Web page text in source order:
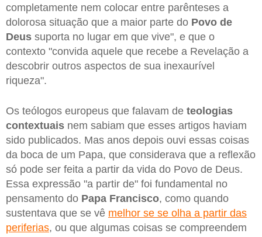
completamente nem colocar entre parênteses a
dolorosa situação que a maior parte do Povo de
Deus suporta no lugar em que vive", e que o
contexto "convida aquele que recebe a Revelação a
descobrir outros aspectos de sua inexaurível
riqueza".
Os teólogos europeus que falavam de teologias
contextuais nem sabiam que esses artigos haviam
sido publicados. Mas anos depois ouvi essas coisas
da boca de um Papa, que considerava que a reflexão
só pode ser feita a partir da vida do Povo de Deus.
Essa expressão "a partir de" foi fundamental no
pensamento do Papa Francisco, como quando
sustentava que se vê melhor se se olha a partir das
periferias, ou que algumas coisas se compreendem